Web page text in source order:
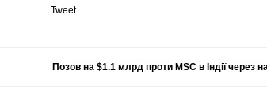
Tweet
Позов на $1.1 млрд проти MSC в Індії через